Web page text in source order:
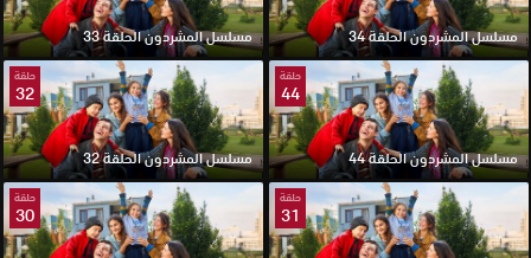
مسلسل المشردون الحلقة 34 مسلسل المشردون الحلقة 33
حلقة
44
مسلسل المشردون الحلقة 44
حلقة
32
مسلسل المشردون الحلقة 32
حلقة
31
حلقة
30